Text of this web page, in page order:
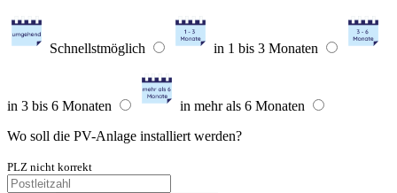
Schnellstmöglich in 1 bis 3 Monaten
in 3 bis 6 Monaten
in mehr als 6 Monaten
Wo soll die PV-Anlage installiert werden?
PLZ nicht korrekt